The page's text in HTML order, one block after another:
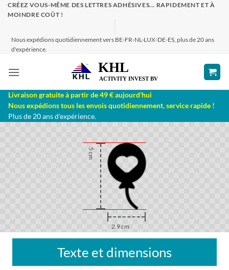
Passer
CRÉEZ VOUS-MÊME DES LETTRES ADHÉSIVES... RAPIDEMENT ET À
MOINDRE COÛT !
Nous expédions quotidiennement vers BE-FR-NL-LUX-DE-ES, plus de 20 ans
d'expérience.
Livraison gratuite à partir de 49 € aujourd'hui
Nous expédions tous les envois quotidiennement, service rapide !
Plus de 20 ans d'expérience.
2.9 cm
5 cm
Texte et dimensions